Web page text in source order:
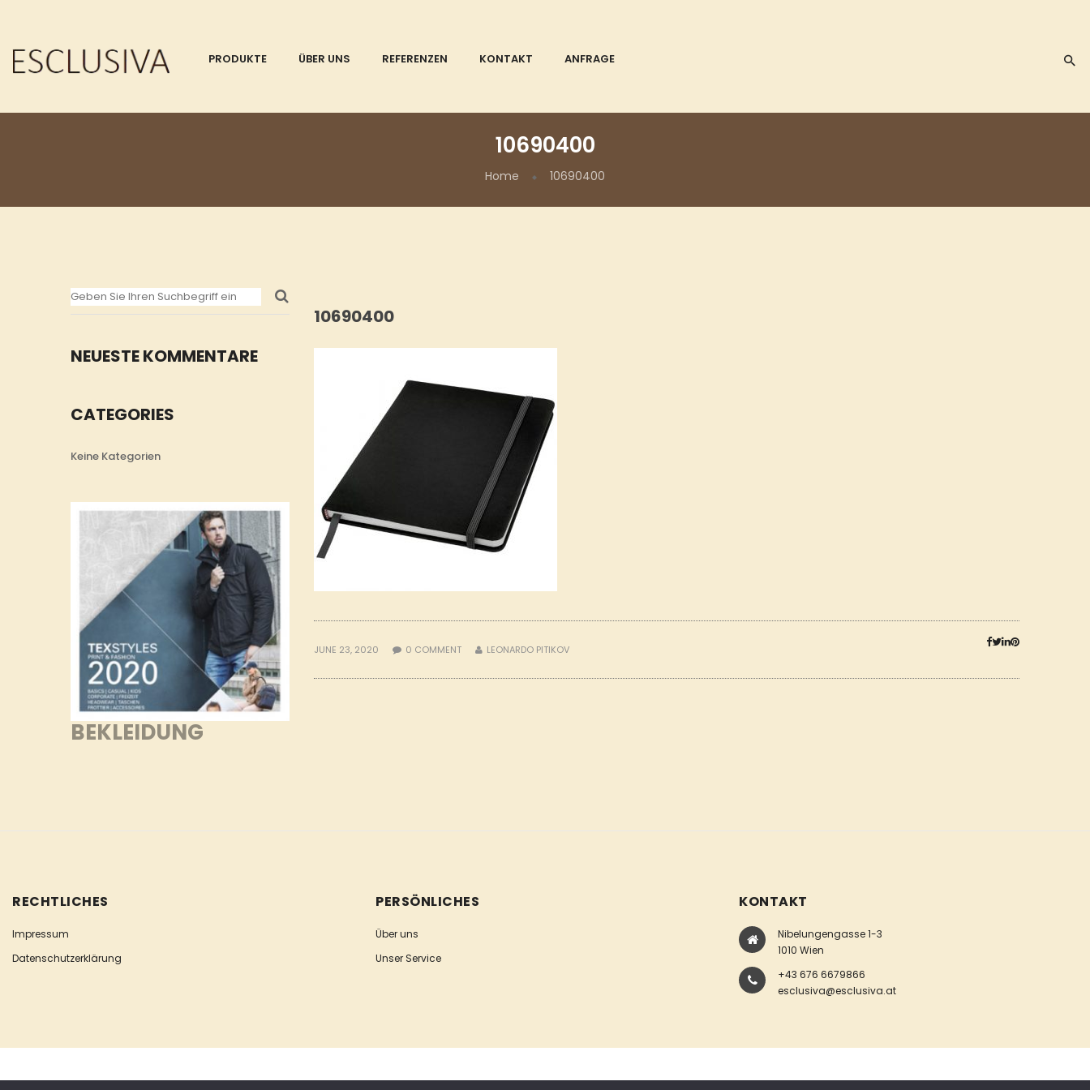
PRODUKTE ÜBER UNS REFERENZEN KONTAKT ANFRAGE
10690400
Home 10690400
NEUESTE KOMMENTARE
CATEGORIES
Keine Kategorien
BEKLEIDUNG
10690400
JUNE 23, 2020 0 COMMENT LEONARDO PITIKOV
RECHTLICHES
Impressum
Datenschutzerklärung
PERSÖNLICHES
Über uns
Unser Service
KONTAKT
Nibelungengasse 1-3
1010 Wien
+43 676 6679866
esclusiva@esclusiva.at